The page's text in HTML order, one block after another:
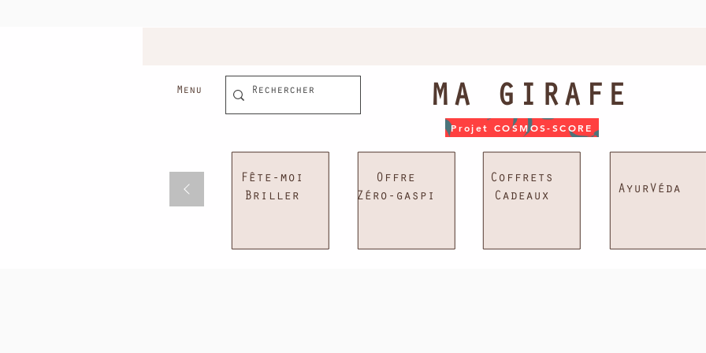
Menu MA GIRAFE
Projet COSMOS-SCORE
Fête-moi
Briller
Offre
Zéro-gaspi
Coffrets
Cadeaux
AyurVéda